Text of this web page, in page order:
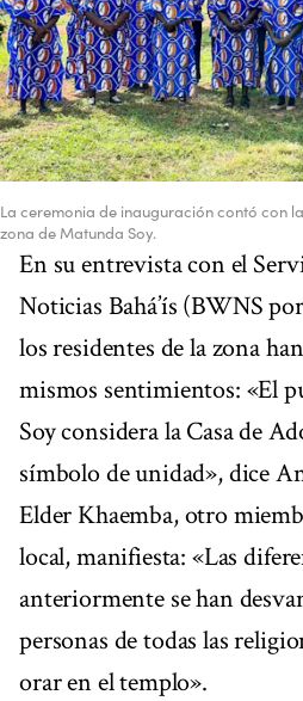
La ceremonia de inauguración contó con
zona de Matunda Soy.
En su entrevista con el
Noticias Bahá’ís (BWNS
los residentes de la zona
mismos sentimientos: «El
Soy considera la Casa de
símbolo de unidad», dice
Elder Khaemba, otro
local, manifiesta: «Las
anteriormente se han
personas de todas las
orar en el templo».